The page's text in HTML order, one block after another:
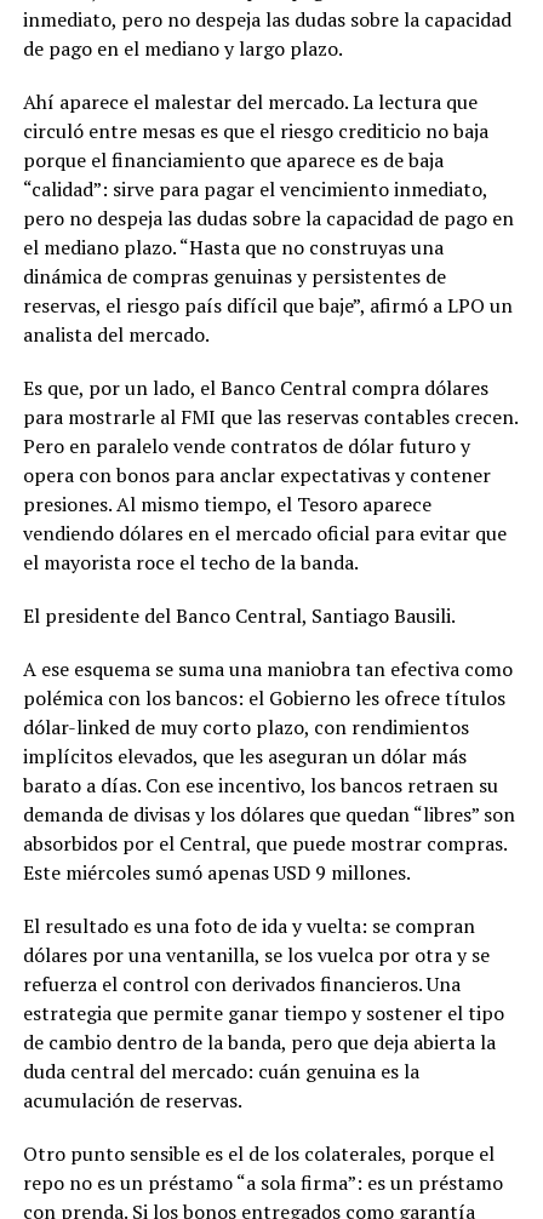
inmediato, pero no despeja las dudas sobre la capacidad
de pago en el mediano y largo plazo.
Ahí aparece el malestar del mercado. La lectura que
circuló entre mesas es que el riesgo crediticio no baja
porque el financiamiento que aparece es de baja
“calidad”: sirve para pagar el vencimiento inmediato,
pero no despeja las dudas sobre la capacidad de pago en
el mediano plazo. “Hasta que no construyas una
dinámica de compras genuinas y persistentes de
reservas, el riesgo país difícil que baje”, afirmó a LPO un
analista del mercado.
Es que, por un lado, el Banco Central compra dólares
para mostrarle al FMI que las reservas contables crecen.
Pero en paralelo vende contratos de dólar futuro y
opera con bonos para anclar expectativas y contener
presiones. Al mismo tiempo, el Tesoro aparece
vendiendo dólares en el mercado oficial para evitar que
el mayorista roce el techo de la banda.
El presidente del Banco Central, Santiago Bausili.
A ese esquema se suma una maniobra tan efectiva como
polémica con los bancos: el Gobierno les ofrece títulos
dólar-linked de muy corto plazo, con rendimientos
implícitos elevados, que les aseguran un dólar más
barato a días. Con ese incentivo, los bancos retraen su
demanda de divisas y los dólares que quedan “libres” son
absorbidos por el Central, que puede mostrar compras.
Este miércoles sumó apenas USD 9 millones.
El resultado es una foto de ida y vuelta: se compran
dólares por una ventanilla, se los vuelca por otra y se
refuerza el control con derivados financieros. Una
estrategia que permite ganar tiempo y sostener el tipo
de cambio dentro de la banda, pero que deja abierta la
duda central del mercado: cuán genuina es la
acumulación de reservas.
Otro punto sensible es el de los colaterales, porque el
repo no es un préstamo “a sola firma”: es un préstamo
con prenda. Si los bonos entregados como garantía